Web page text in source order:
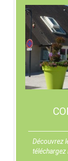
Découvrez
téléchargez